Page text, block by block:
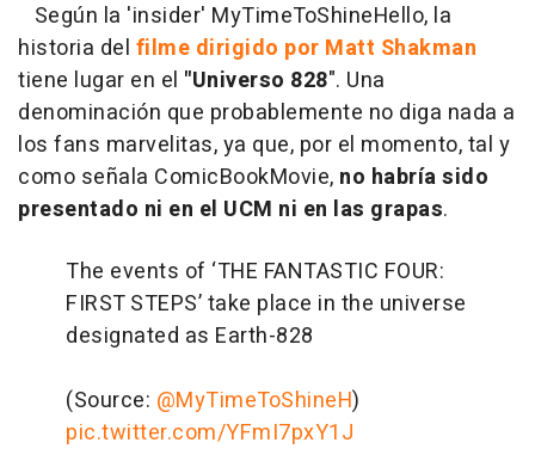
Según la 'insider' MyTimeToShineHello, la
historia del filme dirigido por Matt Shakman
tiene lugar en el "Universo 828". Una
denominación que probablemente no diga nada a
los fans marvelitas, ya que, por el momento, tal y
como señala ComicBookMovie, no habría sido
presentado ni en el UCM ni en las grapas.
The events of ‘THE FANTASTIC FOUR:
FIRST STEPS’ take place in the universe
designated as Earth-828
(Source: @MyTimeToShineH)
pic.twitter.com/YFmI7pxY1J